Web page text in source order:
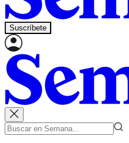
Suscríbete